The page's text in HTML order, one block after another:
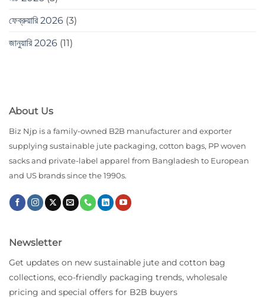
ফেব্রুয়ারি 2026 (3)
জানুয়ারি 2026 (11)
About Us
Biz Njp is a family-owned B2B manufacturer and exporter
supplying sustainable jute packaging, cotton bags, PP woven
sacks and private-label apparel from Bangladesh to European
and US brands since the 1990s.
Newsletter
Get updates on new sustainable jute and cotton bag
collections, eco-friendly packaging trends, wholesale
pricing and special offers for B2B buyers